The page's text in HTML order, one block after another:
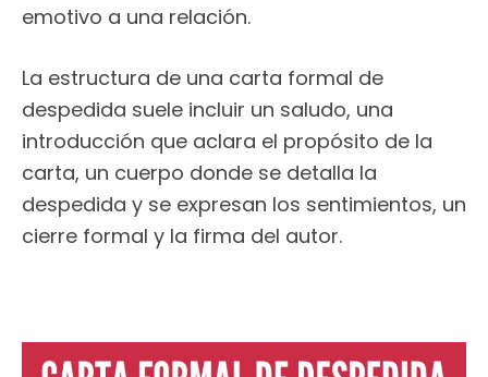
emotivo a una relación.
La estructura de una carta formal de
despedida suele incluir un saludo, una
introducción que aclara el propósito de la
carta, un cuerpo donde se detalla la
despedida y se expresan los sentimientos, un
cierre formal y la firma del autor.